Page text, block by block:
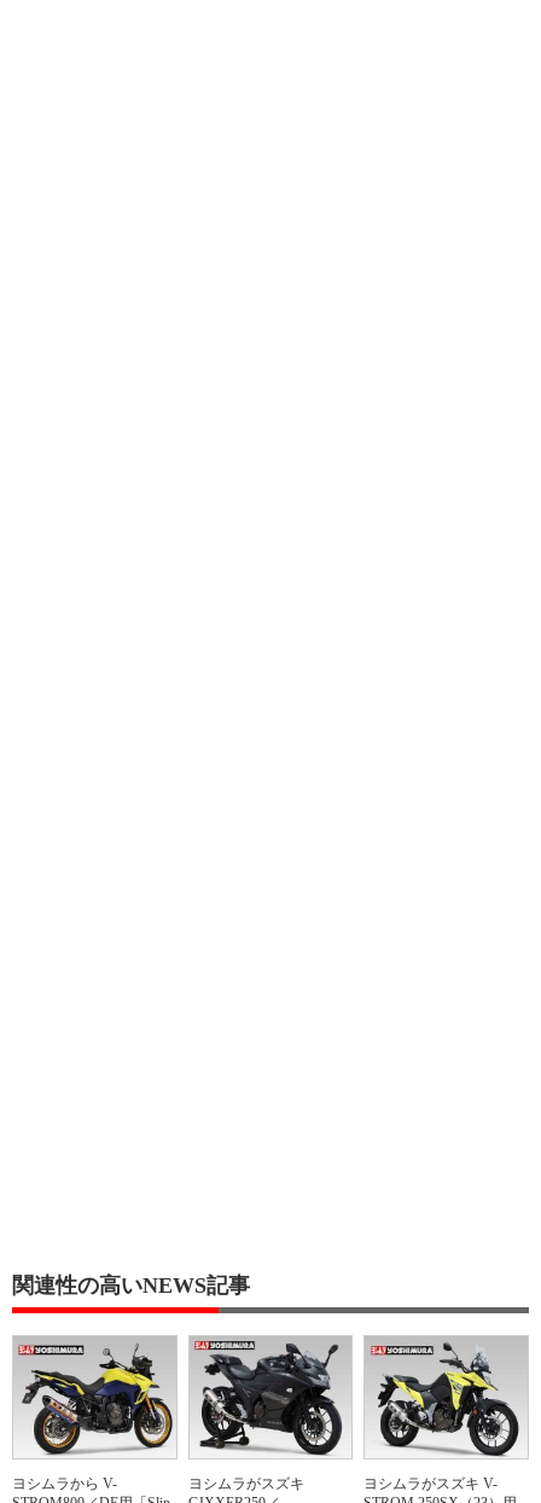
関連性の高いNEWS記事
ヨシムラから V-
ヨシムラがスズキ
ヨシムラがスズキ V-